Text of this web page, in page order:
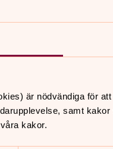
är nödvändiga för
samt
kakor.
Ibland görs större
församlingar i stiftet.
Michael Bruze: